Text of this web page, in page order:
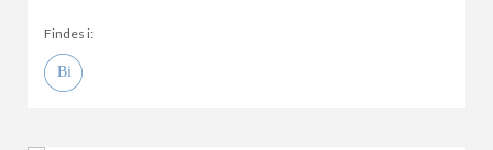
Findes i: